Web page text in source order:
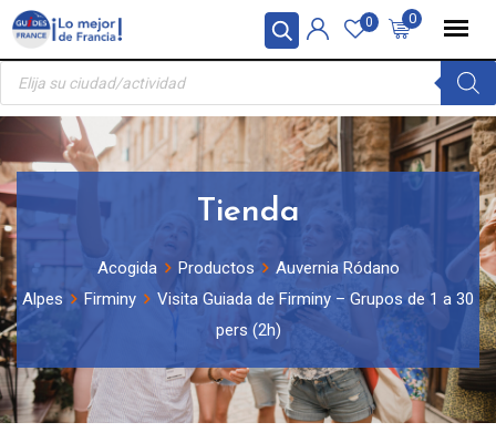
Panel de gestión de cookies
Skip
content
0
0
Búsqueda
productos
Tienda
Acogida Productos
Auvernia Ródano
Alpes
Firminy
Visita Guiada de Firminy – Grupos de 1 a 30
pers (2h)